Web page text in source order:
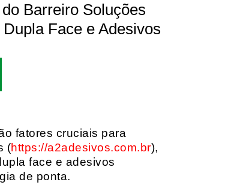
Barreiro Soluções
Face e Adesivos
fatores cruciais para
(https://a2adesivos.com.br),
face e adesivos
de ponta.